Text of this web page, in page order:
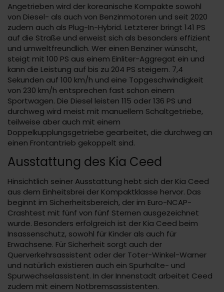
Angetrieben wird der koreanische Kompakte sowohl
von Diesel- als auch von Benzinmotoren und seit 2020
zudem auch als Plug-In-Hybrid. Letzterer bringt 141 PS
auf die Straße und erweist sich als besonders effizient
und umweltfreundlich. Wer einen Benziner wünscht,
steigt mit 100 PS aus einem Einliter-Aggregat ein und
kann die Leistung auf bis zu 204 PS steigern. 7,4
Sekunden auf 100 km/h und eine Topgeschwindigkeit
von 230 km/h entsprechen fast schon einem
Sportwagen. Die Diesel leisten 115 oder 136 PS und
durchweg wird meist mit manuellem Schaltgetriebe,
teilweise aber auch mit einem
Doppelkupplungsgetriebe gearbeitet, die durchweg an
einen Frontantrieb gekoppelt sind.
Ausstattung des Kia Ceed
Hinsichtlich seiner Ausstattung hebt sich der Kia Ceed
aus dem Einheitsbrei der Kompaktklasse hervor. Das
beginnt im Sicherheitsbereich, der im Euro-NCAP-
Crashtest mit fünf von fünf Sternen ausgezeichnet
wurde. Besonders erfolgreich ist der Kia Ceed beim
Insassenschutz, sowohl für Kinder als auch für
Erwachsene. Für Sicherheit sorgt auch der
Querverkehrsassistent oder der Toter-Winkel-Warner
und natürlich existieren auch ein Spurhalte- und
Spurwechselassistent. In der Innenstadt arbeitet Ceed
zudem mit einem Notbremsassistenten.